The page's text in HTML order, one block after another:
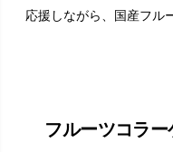
応援しながら、国産フル
フルーツコラ